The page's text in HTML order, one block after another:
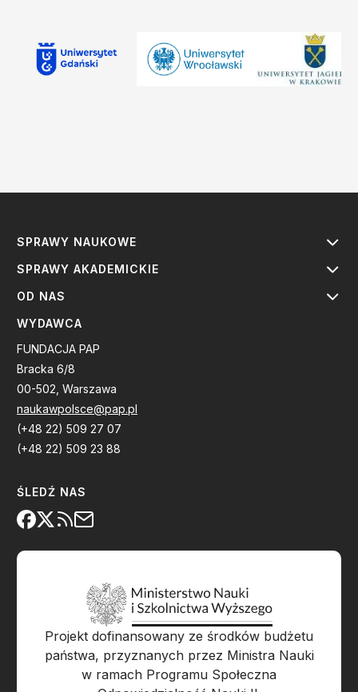
SPRAWY NAUKOWE
SPRAWY AKADEMICKIE
OD NAS
WYDAWCA
FUNDACJA PAP
Bracka 6/8
00-502, Warszawa
naukawpolsce@pap.pl
(+48 22) 509 27 07
(+48 22) 509 23 88
ŚLEDŹ NAS
Projekt dofinansowany ze środków budżetu
państwa, przyznanych przez Ministra Nauki
w ramach Programu Społeczna